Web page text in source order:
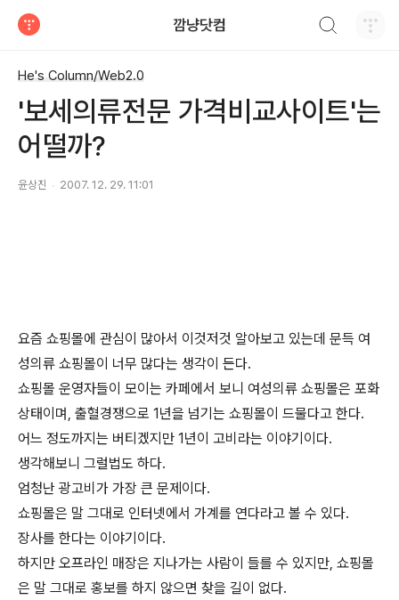
깜냥닷컴
He's Column/Web2.0
'보세의류전문 가격비교사이트'는
어떨까?
윤상진 2007. 12. 29. 11:01
요즘 쇼핑몰에 관심이 많아서 이것저것 알아보고 있는데 문득 여
성의류 쇼핑몰이 너무 많다는 생각이 든다.
쇼핑몰 운영자들이 모이는 카페에서 보니 여성의류 쇼핑몰은 포화
상태이며, 출혈경쟁으로 1년을 넘기는 쇼핑몰이 드물다고 한다.
어느 정도까지는 버티겠지만 1년이 고비라는 이야기이다.
생각해보니 그럴법도 하다.
엄청난 광고비가 가장 큰 문제이다.
쇼핑몰은 말 그대로 인터넷에서 가계를 연다라고 볼 수 있다.
장사를 한다는 이야기이다.
하지만 오프라인 매장은 지나가는 사람이 들를 수 있지만, 쇼핑몰
은 말 그대로 홍보를 하지 않으면 찾을 길이 없다.